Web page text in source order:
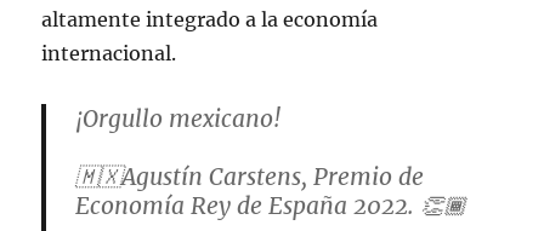
altamente integrado a la economía
internacional.
¡Orgullo mexicano!
🇲🇽Agustín Carstens, Premio de
Economía Rey de España 2022. 👏🏾